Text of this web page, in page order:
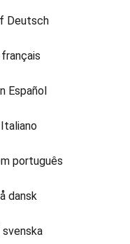
Deutsch
Español
português
dansk